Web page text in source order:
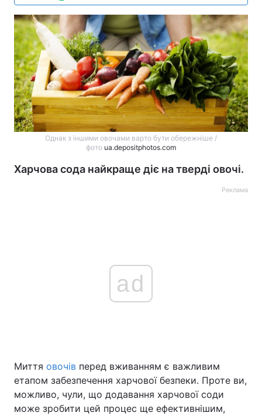
Головна Війна
Україна Політика
Однак з іншими овочами варто бути обережніше /
фото ua.depositphotos.com
Харчова сода найкраще діє на тверді овочі.
Реклама
ad
Миття овочів перед вживанням є важливим
етапом забезпечення харчової безпеки. Проте ви,
можливо, чули, що додавання харчової соди
може зробити цей процес ще ефективнішим,